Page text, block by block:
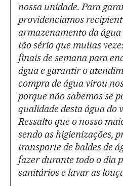
nossa unidade. Para
providenciamos
armazenamento da
tão sério que muitas
finais de semana para
água e garantir o
compra de água virou
porque não sabemos se
qualidade desta água do
Ressalto que o nosso
sendo as higienizações,
transporte de baldes de
fazer durante todo o dia
sanitários e lavar as